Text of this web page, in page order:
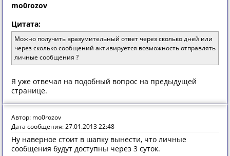
mo0rozov
Цитата:
Можно получить вразумительный ответ через сколько дней или
через сколько сообщений активируется возможность отправлять
личные сообщения ?
Я уже отвечал на подобный вопрос на предыдущей
странице.
Автор: mo0rozov
Дата сообщения: 27.01.2013 22:48
Ну наверное стоит в шапку вынести, что личные
сообщения будут доступны через 3 суток.